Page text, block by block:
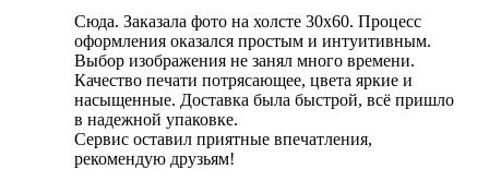
Сюда. Заказала фото на холсте 30х60. Процесс
оформления оказался простым и интуитивным.
Выбор изображения не занял много времени.
Качество печати потрясающее, цвета яркие и
насыщенные. Доставка была быстрой, всё пришло
в надежной упаковке.
Сервис оставил приятные впечатления,
рекомендую друзьям!